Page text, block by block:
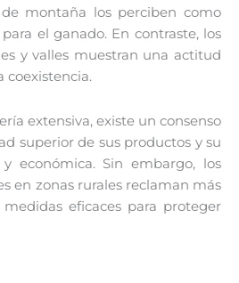
montaña los perciben como
el ganado. En contraste, los
y valles muestran una actitud
coexistencia.
extensiva, existe un consenso
superior de sus productos y su
económica. Sin embargo, los
en zonas rurales reclaman más
eficaces para proteger